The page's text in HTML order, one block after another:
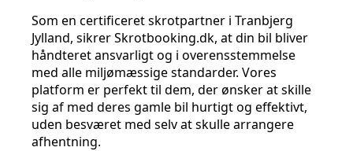
Som en certificeret skrotpartner i Tranbjerg
Jylland, sikrer Skrotbooking.dk, at din bil bliver
håndteret ansvarligt og i overensstemmelse
med alle miljømæssige standarder. Vores
platform er perfekt til dem, der ønsker at skille
sig af med deres gamle bil hurtigt og effektivt,
uden besværet med selv at skulle arrangere
afhentning.